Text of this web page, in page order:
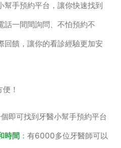
幫手預約平台，讓你快速找到
話一間間詢問、不怕預約不
回饋，讓你的看診經驗更加安
！
即可找到牙醫小幫手預約平台
時間 ：有6000多位牙醫師可以